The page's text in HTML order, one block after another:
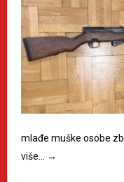
mlađe muške osobe
više… →